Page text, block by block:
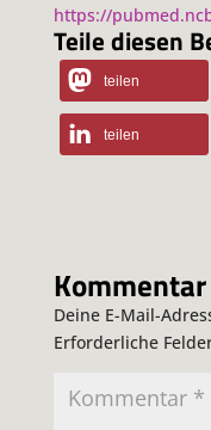
https://
Teile diesen
teilen
teilen
Deine E-Mail-
Erforderliche